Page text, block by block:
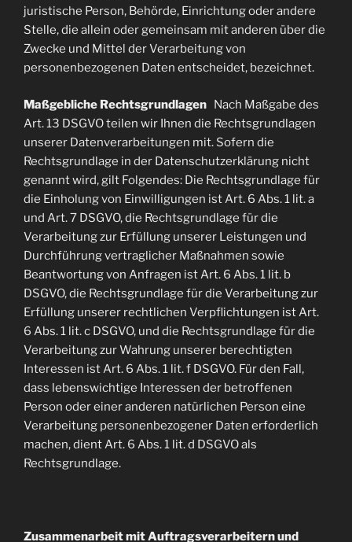
juristische Person, Behörde, Einrichtung oder andere
Stelle, die allein oder gemeinsam mit anderen über die
Zwecke und Mittel der Verarbeitung von
personenbezogenen Daten entscheidet, bezeichnet.
Maßgebliche Rechtsgrundlagen Nach Maßgabe des
Art. 13 DSGVO teilen wir Ihnen die Rechtsgrundlagen
unserer Datenverarbeitungen mit. Sofern die
Rechtsgrundlage in der Datenschutzerklärung nicht
genannt wird, gilt Folgendes: Die Rechtsgrundlage für
die Einholung von Einwilligungen ist Art. 6 Abs. 1 lit. a
und Art. 7 DSGVO, die Rechtsgrundlage für die
Verarbeitung zur Erfüllung unserer Leistungen und
Durchführung vertraglicher Maßnahmen sowie
Beantwortung von Anfragen ist Art. 6 Abs. 1 lit. b
DSGVO, die Rechtsgrundlage für die Verarbeitung zur
Erfüllung unserer rechtlichen Verpflichtungen ist Art.
6 Abs. 1 lit. c DSGVO, und die Rechtsgrundlage für die
Verarbeitung zur Wahrung unserer berechtigten
Interessen ist Art. 6 Abs. 1 lit. f DSGVO. Für den Fall,
dass lebenswichtige Interessen der betroffenen
Person oder einer anderen natürlichen Person eine
Verarbeitung personenbezogener Daten erforderlich
machen, dient Art. 6 Abs. 1 lit. d DSGVO als
Rechtsgrundlage.
Zusammenarbeit mit Auftragsverarbeitern und